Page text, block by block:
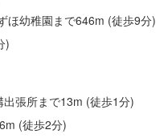
ほ幼稚園まで646m (徒歩9分)
)
張所まで13m (徒歩1分)
(徒歩2分)